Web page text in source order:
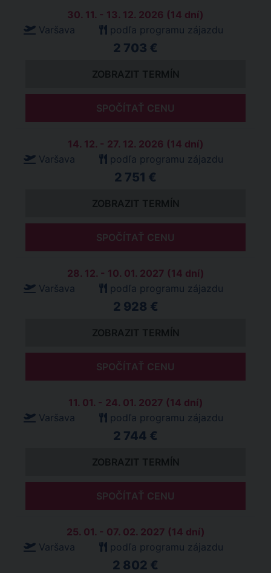
30. 11. - 13. 12. 2026 (14 dní)
Varšava
podľa programu zájazdu
2 703 €
ZOBRAZIT TERMÍN
SPOČÍTAŤ CENU
14. 12. - 27. 12. 2026 (14 dní)
Varšava
podľa programu zájazdu
2 751 €
ZOBRAZIT TERMÍN
SPOČÍTAŤ CENU
28. 12. - 10. 01. 2027 (14 dní)
Varšava
podľa programu zájazdu
2 928 €
ZOBRAZIT TERMÍN
SPOČÍTAŤ CENU
11. 01. - 24. 01. 2027 (14 dní)
Varšava
podľa programu zájazdu
2 744 €
ZOBRAZIT TERMÍN
SPOČÍTAŤ CENU
25. 01. - 07. 02. 2027 (14 dní)
Varšava
podľa programu zájazdu
2 802 €